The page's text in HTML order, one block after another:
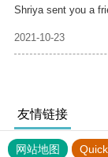
Shriya sent you a
2021-10-23
友情链接
网站地图